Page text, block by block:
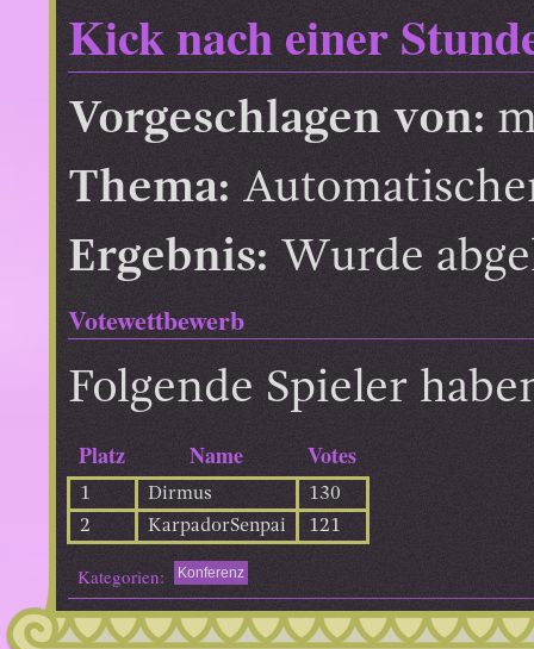
Kick nach einer
Vorgeschlagen von:
Thema:
Ergebnis: Wurde
Votewettbewerb
Folgende Spieler
Platz Name Votes
1 Dirmus
130
2
KarpadorSenpai 121
Kategorien: Konferenz